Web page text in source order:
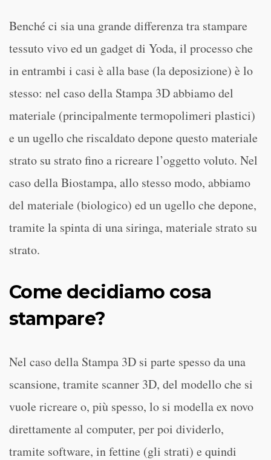
Benché ci sia una grande differenza tra stampare
tessuto vivo ed un gadget di Yoda, il processo che
in entrambi i casi è alla base (la deposizione) è lo
stesso: nel caso della Stampa 3D abbiamo del
materiale (principalmente termopolimeri plastici)
e un ugello che riscaldato depone questo materiale
strato su strato fino a ricreare l’oggetto voluto. Nel
caso della Biostampa, allo stesso modo, abbiamo
del materiale (biologico) ed un ugello che depone,
tramite la spinta di una siringa, materiale strato su
strato.
Come decidiamo cosa
stampare?
Nel caso della Stampa 3D si parte spesso da una
scansione, tramite scanner 3D, del modello che si
vuole ricreare o, più spesso, lo si modella ex novo
direttamente al computer, per poi dividerlo,
tramite software, in fettine (gli strati) e quindi